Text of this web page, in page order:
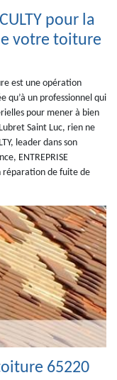
pour la
votre toiture
est une opération
qu’à un professionnel qui
pour mener à bien
Saint Luc, rien ne
leader dans son
ENTREPRISE
réparation de fuite de
65220